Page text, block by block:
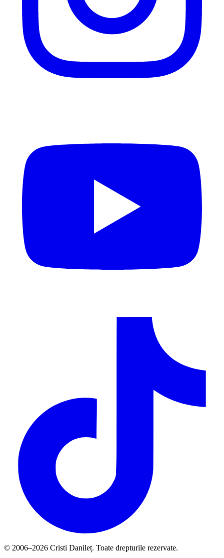
© 2006–2026 Cristi Danileț. Toate drepturile rezervate.